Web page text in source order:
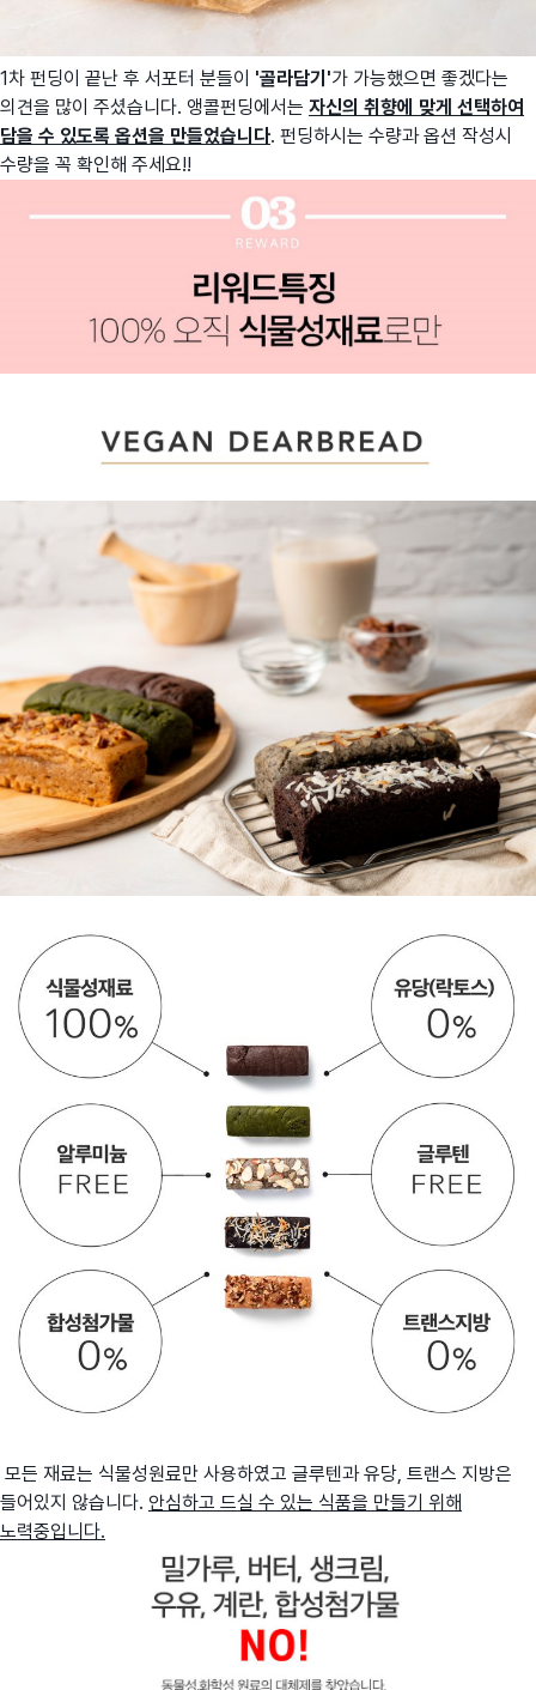
1차 펀딩이 끝난 후 서포터 분들이 '골라담기'가 가능했으면 좋겠다는
의견을 많이 주셨습니다. 앵콜펀딩에서는 자신의 취향에 맞게 선택하여
담을 수 있도록 옵션을 만들었습니다. 펀딩하시는 수량과 옵션 작성시
수량을 꼭 확인해 주세요!!
모든 재료는 식물성원료만 사용하였고 글루텐과 유당, 트랜스 지방은
들어있지 않습니다. 안심하고 드실 수 있는 식품을 만들기 위해
노력중입니다.